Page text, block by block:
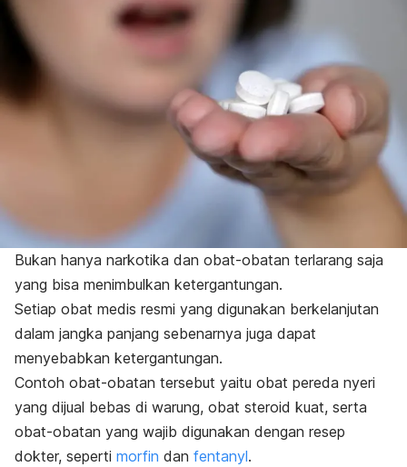
Bukan hanya narkotika dan obat-obatan terlarang saja
yang bisa menimbulkan ketergantungan.
Setiap obat medis resmi yang digunakan berkelanjutan
dalam jangka panjang sebenarnya juga dapat
menyebabkan ketergantungan.
Contoh obat-obatan tersebut yaitu obat pereda nyeri
yang dijual bebas di warung, obat steroid kuat, serta
obat-obatan yang wajib digunakan dengan resep
dokter, seperti morfin dan fentanyl.